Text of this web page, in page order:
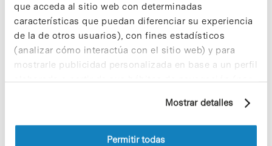
que acceda al sitio web con determinadas
características que puedan diferenciar su experiencia
de la de otros usuarios), con fines estadísticos
(analizar cómo interactúa con el sitio web) y para
mostrarle publicidad personalizada en base a un perfil
elaborado a partir de sus hábitos de navegación (por
información sobre las cookies puede consultar
la Política de cookies del sitio web.
Mostrar detalles
Permitir todas
Sorry, no results were found.
Please try again with different keywords.